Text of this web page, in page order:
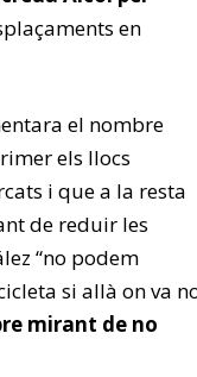
en
el nombre
els llocs
i que a la resta
de reduir les
“no podem
si allà on va
mirant de no